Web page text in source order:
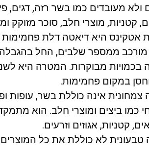
מעובדים כמו בשר רזה, דגים,
קטניות, מוצרי חלב, סוכר מזוקק
אטקינס היא דיאטה דלת
מורכב ממספר שלבים, החל
מבוקרות. המטרה היא
במקום פחמימות.
צמחונית אינה כוללת בשר, עופות
כמו ביצים ומוצרי חלב. הוא
קטניות, אגוזים וזרעים.
טבעונית לא כוללת את כל